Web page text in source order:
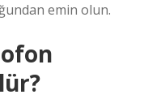
emin olun.